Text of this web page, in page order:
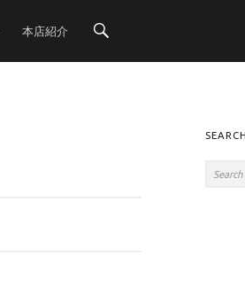
本店紹介
SEARCH